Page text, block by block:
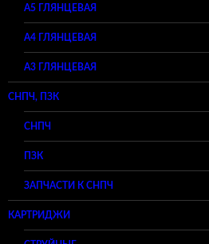
A5 ГЛЯНЦЕВАЯ
А4 ГЛЯНЦЕВАЯ
A3 ГЛЯНЦЕВАЯ
СНПЧ, ПЗК
СНПЧ
ПЗК
ЗАПЧАСТИ К СНПЧ
КАРТРИДЖИ